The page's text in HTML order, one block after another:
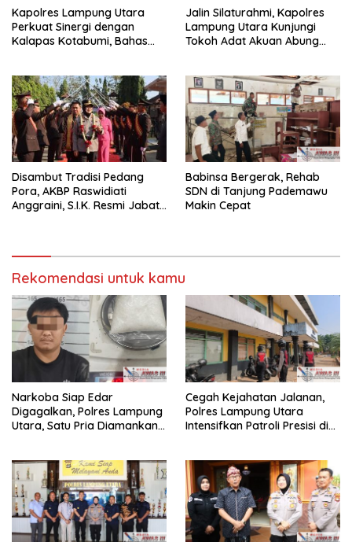
Kapolres Lampung Utara
Perkuat Sinergi dengan
Kalapas Kotabumi, Bahas
Jalin Silaturahmi, Kapolres
Lampung Utara Kunjungi
Tokoh Adat Akuan Abung
Disambut Tradisi Pedang
Pora, AKBP Raswidiati
Anggraini, S.I.K. Resmi Jabat
Babinsa Bergerak, Rehab
SDN di Tanjung Pademawu
Makin Cepat
Rekomendasi untuk kamu
Narkoba Siap Edar
Digagalkan, Polres Lampung
Utara, Satu Pria Diamankan
Cegah Kejahatan Jalanan,
Polres Lampung Utara
Intensifkan Patroli Presisi di